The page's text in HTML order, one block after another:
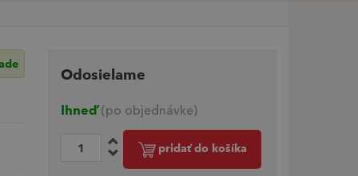
Odosielame
Ihneď(po objednávke)
pridať do košíka